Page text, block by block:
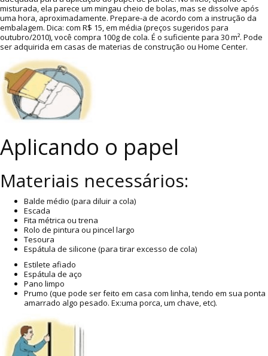
misturada, ela parece um mingau cheio de bolas, mas se dissolve após
uma hora, aproximadamente. Prepare-a de acordo com a instrução da
embalagem. Dica: com R$ 15, em média (preços sugeridos para
outubro/2010), você compra 100g de cola. É o suficiente para 30 m². Pode
ser adquirida em casas de materias de construção ou Home Center.
Aplicando o papel
Materiais necessários:
Balde médio (para diluir a cola)
Escada
Fita métrica ou trena
Rolo de pintura ou pincel largo
Tesoura
Espátula de silicone (para tirar excesso de cola)
Estilete afiado
Espátula de aço
Pano limpo
Prumo (que pode ser feito em casa com linha, tendo em sua ponta
amarrado algo pesado. Ex:uma porca, um chave, etc).